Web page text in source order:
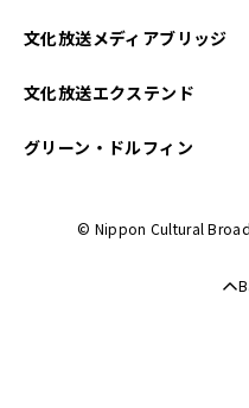
文化放送メディアブリッジ
文化放送エクステンド
グリーン・ドルフィン
© Nippon Cultural